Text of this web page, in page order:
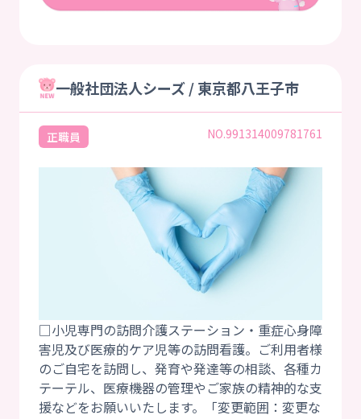
一般社団法人シーズ / 東京都八王子市
正職員 NO.991314009781761
□小児専門の訪問介護ステーション・重症心身障
害児及び医療的ケア児等の訪問看護。ご利用者様
のご自宅を訪問し、発育や発達等の相談、各種カ
テーテル、医療機器の管理やご家族の精神的な支
援などをお願いいたします。「変更範囲：変更な